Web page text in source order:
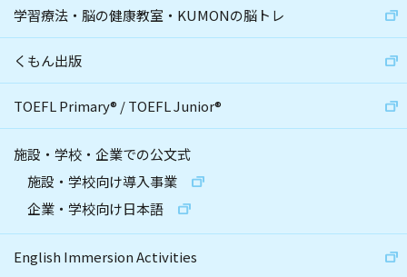
学習療法・脳の健康教室・KUMONの脳トレ
くもん出版
TOEFL Primary® /TOEFL Junior®
施設・学校・企業での公文式
施設・学校向け導入事業
企業・学校向け日本語
English Immersion Activities